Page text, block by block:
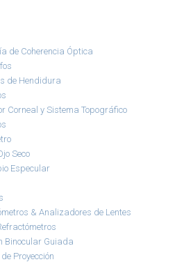
de Coherencia Óptica
de Hendidura
Corneal y Sistema Topográfico
Seco
Especular
& Analizadores de Lentes
Binocular Guiada
Proyección